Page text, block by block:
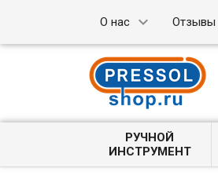
О нас Отзывы
РУЧНОЙ
ИНСТРУМЕНТ